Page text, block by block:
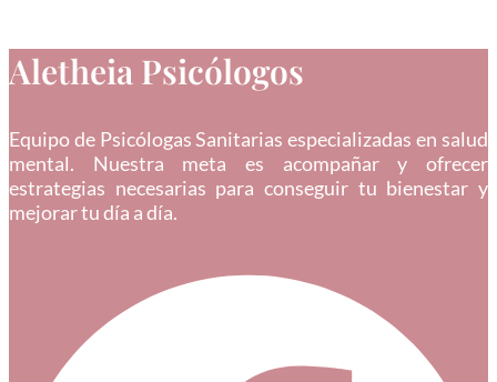
Aletheia Psicólogos
Equipo de Psicólogas Sanitarias especializadas en salud
mental. Nuestra meta es acompañar y ofrecer
estrategias necesarias para conseguir tu bienestar y
mejorar tu día a día.